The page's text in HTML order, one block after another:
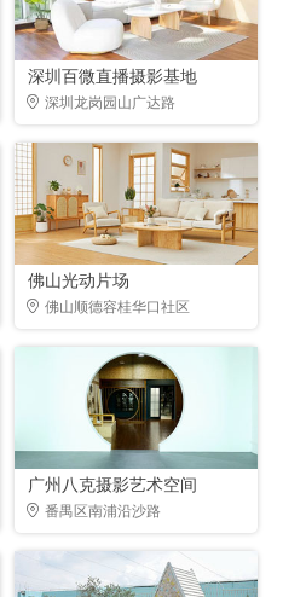
深圳百微直播摄影基地
深圳龙岗园山广达路
佛山光动片场
佛山顺德容桂华口社区
广州八克摄影艺术空间
番禺区南浦沿沙路